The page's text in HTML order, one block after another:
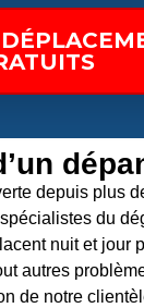
depuis plus
du
nuit et jour
autres
de notre